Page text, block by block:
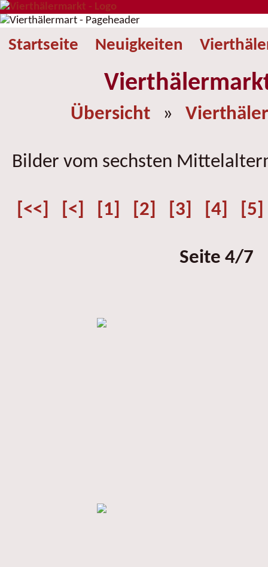
Startseite Neuigkeiten
Übersicht »
Bilder vom sechsten
[<<] [<] [1] [2] [3] [4] [5]
Seite 4/7